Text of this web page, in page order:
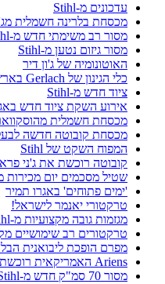
עדכונים מ-Stihl
מכסחת בלרינה חשמלית
מסור רב משימתי חדש מ-Stihl
מסור גיזום נטען מ-Stihl
האוטונומיה של ג'ון דיר
כלי הגינון של Gerlach בארץ
ציוד חדש מ-Stihl
אירוע השקת ציוד חדש
מכסחת חשמלית
מכסחת קובוטה חדשה
המפוח השקט של Stihl
קובוטה רוכשת את ג'ני
שטיל מסכמים יום מכירות
'ימים פתוחים' באגרו תמיר
טרקטורי יאנמר לישראל!
מגזמות גובה מקצועיות מ-Stihl
טרקטורים רב שימושיים
מפרם הופכת ליבואנית
Ariens האמריקאית רוכשת את AS Motor הגרמנייה
מסור 70 סמ"ק חדש מ-Stihl